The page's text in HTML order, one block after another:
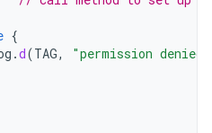
{
.d(TAG,
"permission